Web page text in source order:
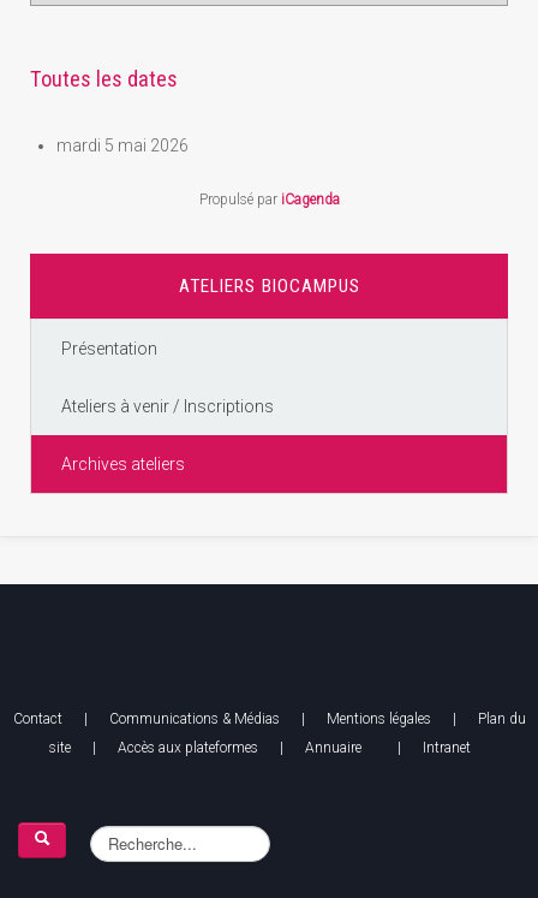
Toutes les dates
mardi 5 mai 2026
Propulsé par iCagenda
ATELIERS BIOCAMPUS
Présentation
Ateliers à venir / Inscriptions
Archives ateliers
Contact| Communications & Médias Mentions légales | Plan du
site | Accès aux plateformes Annuaire Intranet